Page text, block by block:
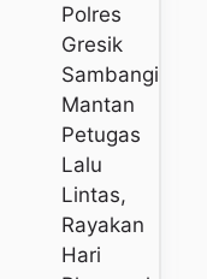
Polres
Gresik
Sambangi
Mantan
Petugas
Lalu
Lintas,
Rayakan
Hari